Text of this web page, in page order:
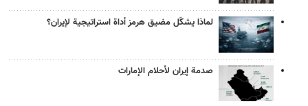
لماذا يشكّل مضيق هرمز أداة استراتيجية لإيران؟
صدمة إيران لأحلام الإمارات